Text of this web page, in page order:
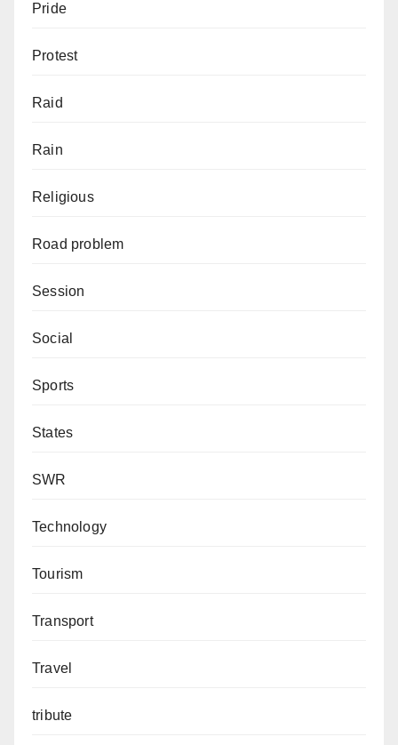
Pride
Protest
Raid
Rain
Religious
Road problem
Session
Social
Sports
States
SWR
Technology
Tourism
Transport
Travel
tribute